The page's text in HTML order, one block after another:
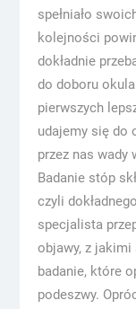
spełniało
kolejności
dokładnie
do doboru
pierwszych
udajemy się do
przez nas wady
Badanie stóp
czyli
specjalista
objawy, z jakimi
badanie, które
podeszwy.